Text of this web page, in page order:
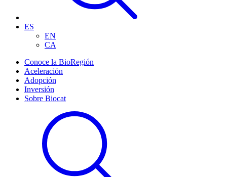
ES
EN
CA
Conoce la BioRegión
Aceleración
Adopción
Inversión
Sobre Biocat